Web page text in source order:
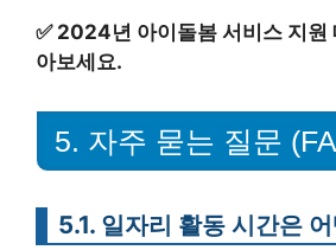
✅ 2024년 아이돌봄 서비스 지원
아보세요.
5. 자주 묻는 질문
5.1. 일자리 활동 시간은